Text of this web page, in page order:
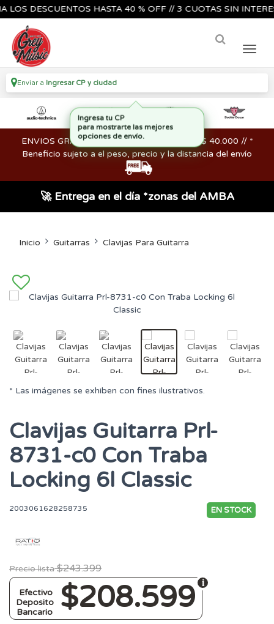
DESCUENTOS HASTA 40 % OFF // 3 CUOTAS SIN
Enviar a Ingresar CP y ciudad
ENVIOS GRATIS en compras mayores a los $ 40.000 // *
Beneficio sujeto a el peso, precio y la distancia del envío
🚀 Entrega en el día *zonas del AMBA
Inicio Guitarras Clavijas Para Guitarra
* Las imágenes se exhiben con fines ilustrativos.
Clavijas Guitarra Prl-
8731-c0 Con Traba
Locking 6l Classic
2003061628258735 EN STOCK
Precio lista $243.399
$208.599
Efectivo
Deposito
Bancario